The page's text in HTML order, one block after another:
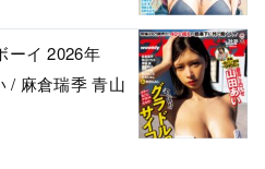
ーイ 2026年
/ 麻倉瑞季 青山